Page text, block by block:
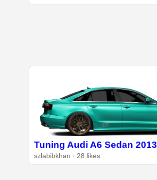
Tuning Audi A6 Sedan 2013
szlabibkhan · 28 likes